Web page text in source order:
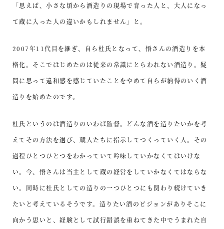
「思えば、小さな頃から酒造りの現場で育った人と、大人になっ
て蔵に入った人の違いかもしれません」と。
2007年11代目を継ぎ、自ら杜氏となって、悟さんの酒造りを本
格化。そこではじめたのは従来の常識にとらわれない酒造り。疑
問に思って違和感を感じていたことをやめて自らが納得のいく酒
造りを始めたのです。
杜氏というのは酒造りのいわば監督。どんな酒を造りたいかを考
えてその方法を選び、蔵人たちに指示してつくっていく人。その
過程ひとつひとつをわかっていて吟味していかなくてはいけな
い。今、悟さんは当主として蔵の経営をしていかなくてはならな
い。同時に杜氏としての造りの一つひとつにも関わり続けていき
たいと考えているそうです。造りたい酒のビジョンがありそこに
向かう思いと、経験として試行錯誤を重ねてきた中でうまれた自